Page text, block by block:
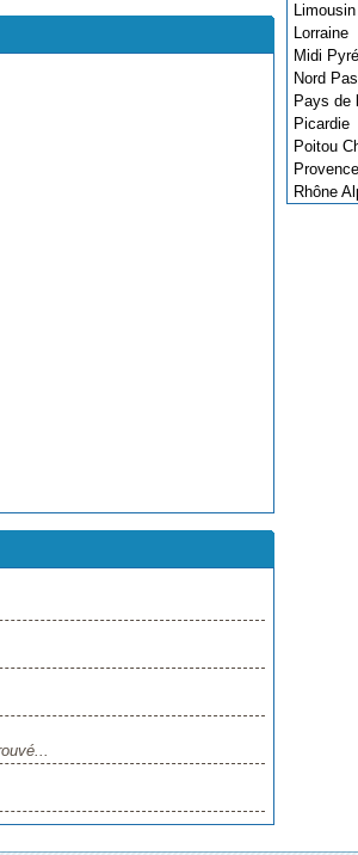
Limousin
Lorraine
Midi
Nord
Pays de
Picardie
Poitou
Rhône